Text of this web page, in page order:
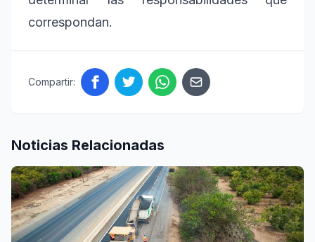
correspondan.
Compartir:
Noticias Relacionadas